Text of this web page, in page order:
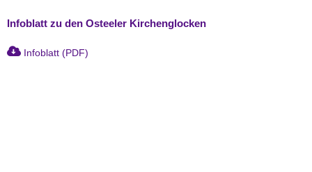
Infoblatt zu den Osteeler Kirchenglocken
Infoblatt (PDF)